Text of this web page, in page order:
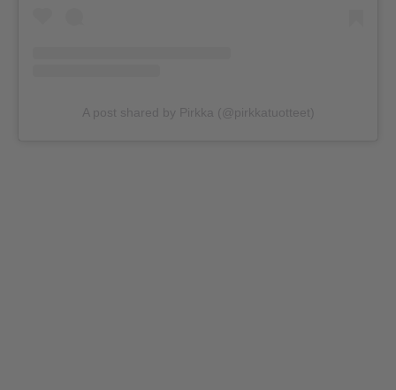
A post shared by Pirkka (@pirkkatuotteet)